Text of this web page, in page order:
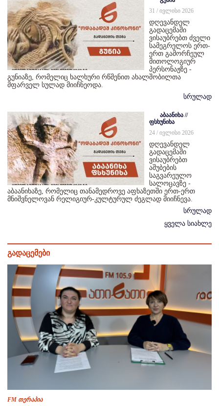
31 / ივლისი 2026
დღევანდელ
გადაცემაში
ვისაუბრებთ ძველი
სამეგრელოს ერთ-
ერთ გამორჩეულ
მითოლოგიურ
პერსონაჟზე -
გუნიაზე, რომელიც ხალხური რწმენით ახალშობილთა
მფარველ სულად მიიჩნეოდა.
სრულად
აბაანიხა //
ფსხუნიხა
24 / ივლისი 2026
დღევანდელ
გადაცემაში
ვისაუბრებთ
აშუბების
საგვარეულო
სალოცავზე -
აბაანიხაზე, რომელიც თანამედროვე აფხაზეთში ერთ-ერთ
მნიშვნელოვან რელიგიურ-კულტურულ ძეგლად მიიჩნევა.
სრულად
ყველა სიახლე
გადაცემები
FM თერაპია